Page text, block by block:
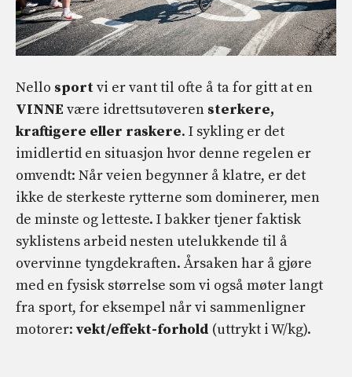
Nello sportvi er vant til ofte å ta for gitt at en
VINNE være idrettsutøveren sterkere,
kraftigere eller raskere. I sykling er det
imidlertid en situasjon hvor denne regelen er
omvendt: Når veien begynner å klatre, er det
ikke de sterkeste rytterne som dominerer, men
de minste og letteste. I bakker tjener faktisk
syklistens arbeid nesten utelukkende til å
overvinne tyngdekraften. Årsaken har å gjøre
med en fysisk størrelse som vi også møter langt
fra sport, for eksempel når vi sammenligner
motorer: vekt/effekt-forhold (uttrykt i W/kg).